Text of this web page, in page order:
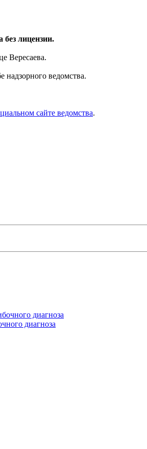
без лицензии.
Вересаева.
надзорного ведомства.
сайте ведомства.
диагноза